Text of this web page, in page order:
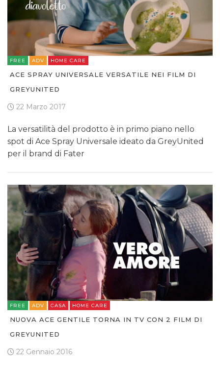
FREE ADV HOME CARE
ACE SPRAY UNIVERSALE VERSATILE NEI FILM DI
GREYUNITED
22 Marzo 2017
La versatilità del prodotto è in primo piano nello
spot di Ace Spray Universale ideato da GreyUnited
per il brand di Fater
FREE ADV CASA HOME CARE
NUOVA ACE GENTILE TORNA IN TV CON 2 FILM DI
GREYUNITED
22 Gennaio 2016